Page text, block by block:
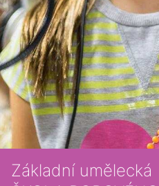
Základní umělecká